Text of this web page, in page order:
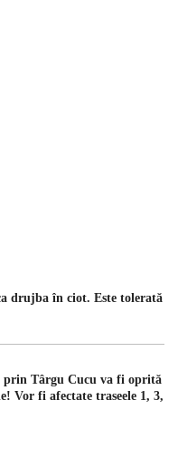
drujba în ciot. Este tolerată
Târgu Cucu va fi oprită
Vor fi afectate traseele 1, 3,